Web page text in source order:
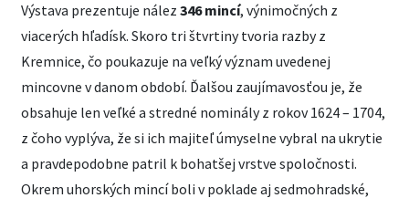
Výstava prezentuje nález 346 mincí, výnimočných z
viacerých hľadísk. Skoro tri štvrtiny tvoria razby z
Kremnice, čo poukazuje na veľký význam uvedenej
mincovne v danom období. Ďalšou zaujímavosťou je, že
obsahuje len veľké a stredné nominály z rokov 1624 – 1704,
z čoho vyplýva, že si ich majiteľ úmyselne vybral na ukrytie
a pravdepodobne patril k bohatšej vrstve spoločnosti.
Okrem uhorských mincí boli v poklade aj sedmohradské,